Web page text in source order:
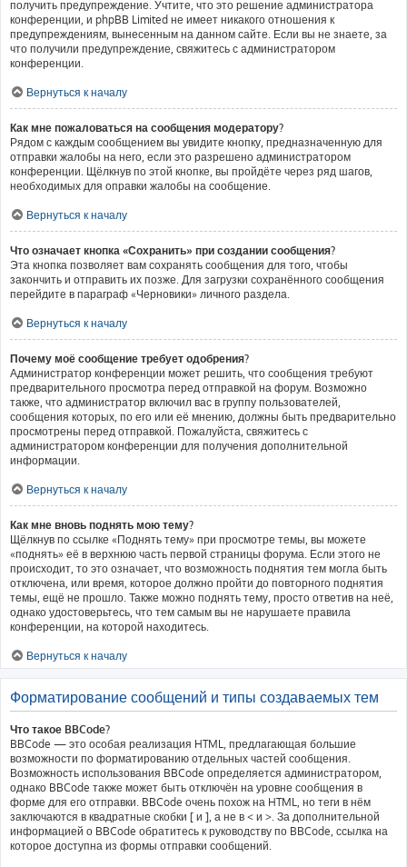
получить предупреждение. Учтите, что это решение администратора
конференции, и phpBB Limited не имеет никакого отношения к
предупреждениям, вынесенным на данном сайте. Если вы не знаете, за
что получили предупреждение, свяжитесь с администратором
конференции.
Вернуться к началу
Как мне пожаловаться на сообщения модератору?
Рядом с каждым сообщением вы увидите кнопку, предназначенную для
отправки жалобы на него, если это разрешено администратором
конференции. Щёлкнув по этой кнопке, вы пройдёте через ряд шагов,
необходимых для оправки жалобы на сообщение.
Вернуться к началу
Что означает кнопка «Сохранить» при создании сообщения?
Эта кнопка позволяет вам сохранять сообщения для того, чтобы
закончить и отправить их позже. Для загрузки сохранённого сообщения
перейдите в параграф «Черновики» личного раздела.
Вернуться к началу
Почему моё сообщение требует одобрения?
Администратор конференции может решить, что сообщения требуют
предварительного просмотра перед отправкой на форум. Возможно
также, что администратор включил вас в группу пользователей,
сообщения которых, по его или её мнению, должны быть предварительно
просмотрены перед отправкой. Пожалуйста, свяжитесь с
администратором конференции для получения дополнительной
информации.
Вернуться к началу
Как мне вновь поднять мою тему?
Щёлкнув по ссылке «Поднять тему» при просмотре темы, вы можете
«поднять» её в верхнюю часть первой страницы форума. Если этого не
происходит, то это означает, что возможность поднятия тем могла быть
отключена, или время, которое должно пройти до повторного поднятия
темы, ещё не прошло. Также можно поднять тему, просто ответив на неё,
однако удостоверьтесь, что тем самым вы не нарушаете правила
конференции, на которой находитесь.
Вернуться к началу
Форматирование сообщений и типы создаваемых тем
Что такое BBCode?
BBCode — это особая реализация HTML, предлагающая большие
возможности по форматированию отдельных частей сообщения.
Возможность использования BBCode определяется администратором,
однако BBCode также может быть отключён на уровне сообщения в
форме для его отправки. BBCode очень похож на HTML, но теги в нём
заключаются в квадратные скобки [ и ], а не в < и >. За дополнительной
информацией о BBCode обратитесь к руководству по BBCode, ссылка на
которое доступна из формы отправки сообщений.